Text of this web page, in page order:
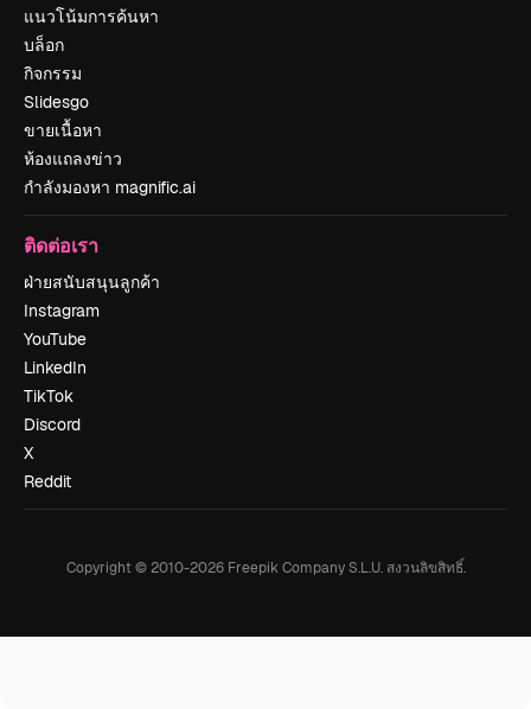
แนวโน้มการค้นหา
บล็อก
กิจกรรม
Slidesgo
ขายเนื้อหา
ห้องแถลงข่าว
กำลังมองหา magnific.ai
ติดต่อเรา
ฝ่ายสนับสนุนลูกค้า
Instagram
YouTube
LinkedIn
TikTok
Discord
X
Reddit
Copyright © 2010-2026Freepik Company S.L.U. สงวนลิขสิทธิ์.